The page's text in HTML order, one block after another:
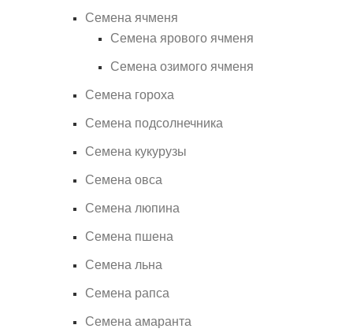
Семена ячменя
Семена ярового ячменя
Семена озимого ячменя
Семена гороха
Семена подсолнечника
Семена кукурузы
Семена овса
Семена люпина
Семена пшена
Семена льна
Семена рапса
Семена амаранта